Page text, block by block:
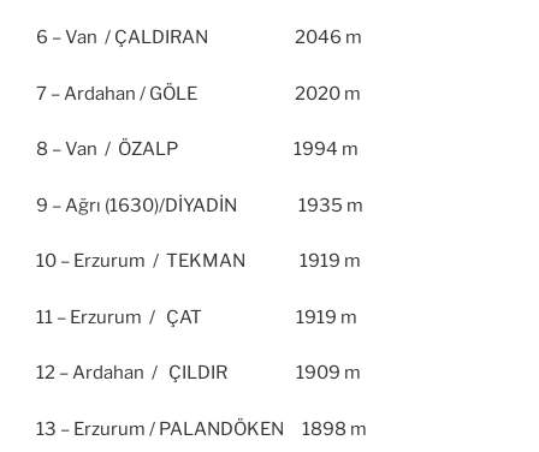
6 – Van / ÇALDIRAN 2046 m
7 – Ardahan / GÖLE 2020 m
8 – Van / ÖZALP 1994 m
9 – Ağrı (1630)/DİYADİN 1935 m
10 – Erzurum / TEKMAN 1919 m
11 – Erzurum / ÇAT 1919 m
12 – Ardahan / ÇILDIR 1909 m
13 – Erzurum / PALANDÖKEN 1898 m